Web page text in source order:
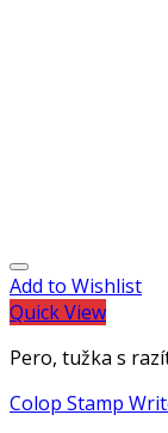
Add to Wishlist
Quick View
Pero, tužka s
Colop Stamp